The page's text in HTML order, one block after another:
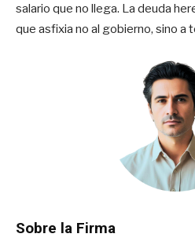
salario que no llega. La deuda
que asfixia no al gobierno, sino a
Sobre la Firma